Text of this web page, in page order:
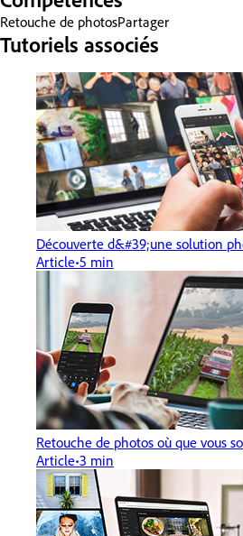
Retouche de photosPartager
Tutoriels associés
Découverte d&#39;une solution
Article 5 min
Retouche de photos où que vous
Article 3 min